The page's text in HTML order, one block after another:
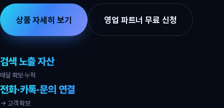
상품 자세히 보기 영업 파트너 무료 신청
검색 노출 자산
매달 확보·누적
전화·카톡·문의 연결
→ 고객 확보